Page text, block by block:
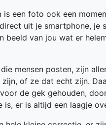
is een foto ook een
uit je smartphone, je
beeld van jou wat er
mensen posten, zijn
of ze dat echt zijn.
de gek gehouden,
is, er is altijd een laagje